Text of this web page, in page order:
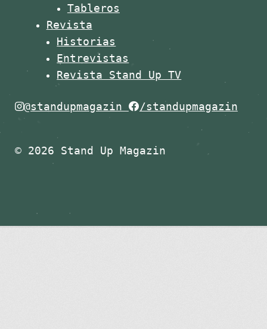
Tableros
Revista
Historias
Entrevistas
Revista Stand Up TV
@standupmagazin /standupmagazin
© 2026 Stand Up Magazin